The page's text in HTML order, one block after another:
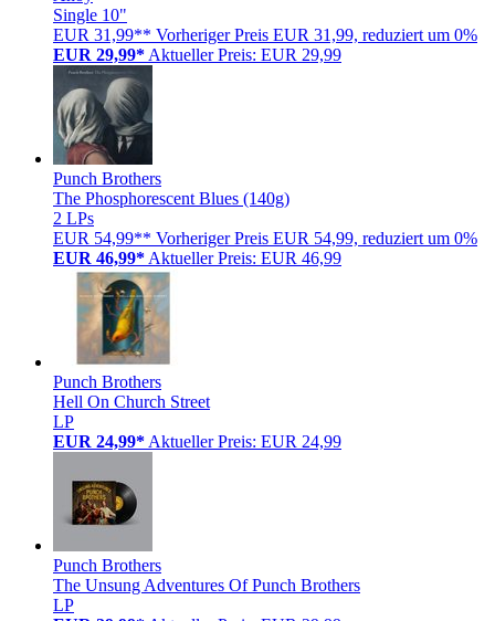
Single 10"
EUR 31,99** Vorheriger Preis EUR 31,99, reduziert um 0%
EUR 29,99* Aktueller Preis: EUR 29,99
Punch Brothers
The Phosphorescent Blues (140g)
2 LPs
EUR 54,99** Vorheriger Preis EUR 54,99, reduziert um 0%
EUR 46,99* Aktueller Preis: EUR 46,99
Punch Brothers
Hell On Church Street
LP
EUR 24,99* Aktueller Preis: EUR 24,99
Punch Brothers
The Unsung Adventures Of Punch Brothers
LP